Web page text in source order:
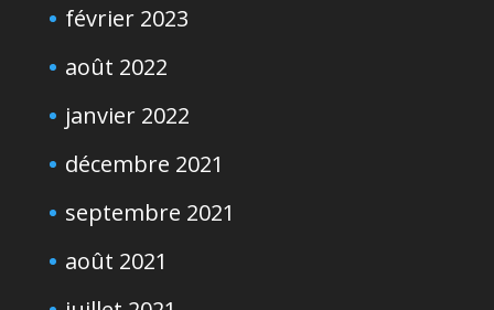
février 2023
août 2022
janvier 2022
décembre 2021
septembre 2021
août 2021